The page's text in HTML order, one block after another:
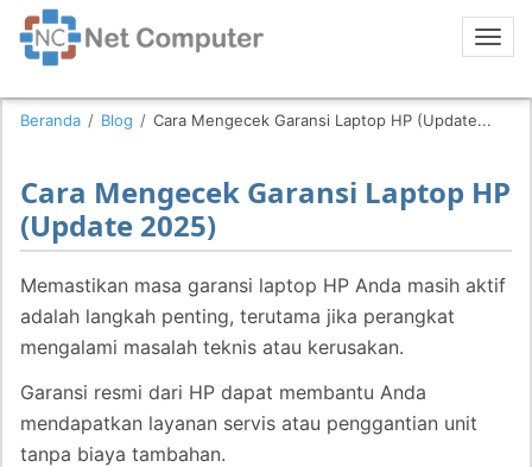
Beranda / Blog / Cara Mengecek Garansi Laptop HP (Update...
Cara Mengecek Garansi Laptop HP
(Update 2025)
Memastikan masa garansi laptop HP Anda masih aktif
adalah langkah penting, terutama jika perangkat
mengalami masalah teknis atau kerusakan.
Garansi resmi dari HP dapat membantu Anda
mendapatkan layanan servis atau penggantian unit
tanpa biaya tambahan.